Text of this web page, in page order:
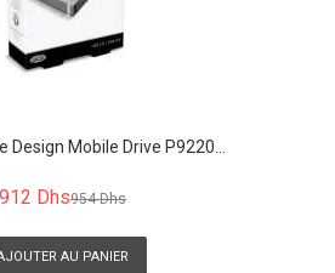
Design Mobile Drive P9220...
912 Dhs954 Dhs
AU PANIER